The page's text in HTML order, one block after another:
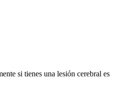
si tienes una lesión cerebral es